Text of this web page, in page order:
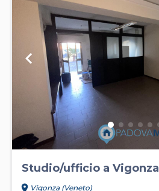
keyboard_arrow_left
Studio/ufficio a Vigonza
location_on Vigonza (Veneto)